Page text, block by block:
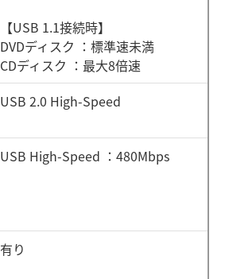
【USB 1.1接続時】
DVDディスク ：標準速未満
CDディスク ：最大8倍速
USB 2.0 High-Speed
USB High-Speed ：480Mbps
有り